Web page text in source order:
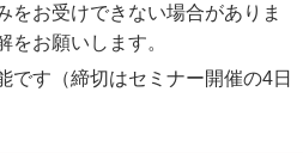
をお受けできない場合がありま
お願いします。
です（締切はセミナー開催の4日